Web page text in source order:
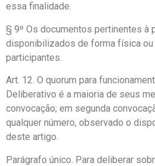
essa finalidade.
§ 9º Os documentos pertinentes à
disponibilizados de forma física ou
participantes.
Art. 12. O quorum para
Deliberativo é a maioria de seus
convocação; em segunda
qualquer número, observado o
deste artigo.
Parágrafo único. Para deliberar